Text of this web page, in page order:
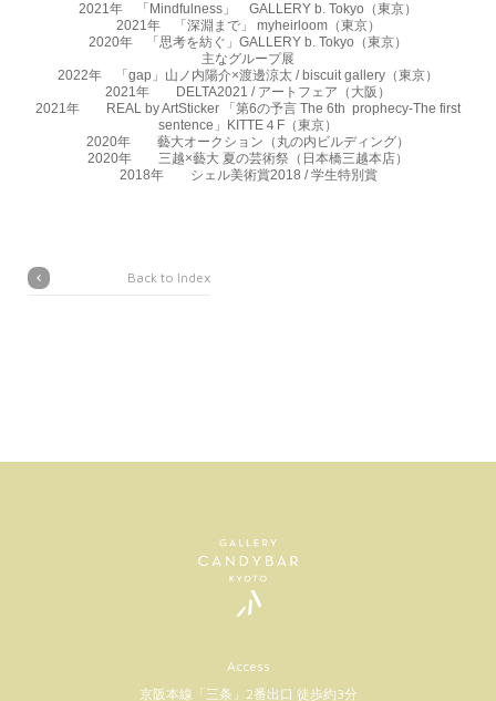
2021年 「Mindfulness」 GALLERY b. Tokyo（東京）
2021年 「深淵まで」 myheirloom（東京）
2020年 「思考を紡ぐ」GALLERY b. Tokyo（東京）
主なグループ展
2022年 「gap」山ノ内陽介×渡邊涼太 / biscuit gallery（東京）
2021年 DELTA2021 / アートフェア（大阪）
2021年 REAL by ArtSticker 「第6の予言 The 6th prophecy-The first
sentence」KITTE４F（東京）
2020年 藝大オークション（丸の内ビルディング）
2020年 三越×藝大 夏の芸術祭（日本橋三越本店）
2018年 シェル美術賞2018 / 学生特別賞
Back to Index
Access
京阪本線「三条」2番出口 徒歩約3分